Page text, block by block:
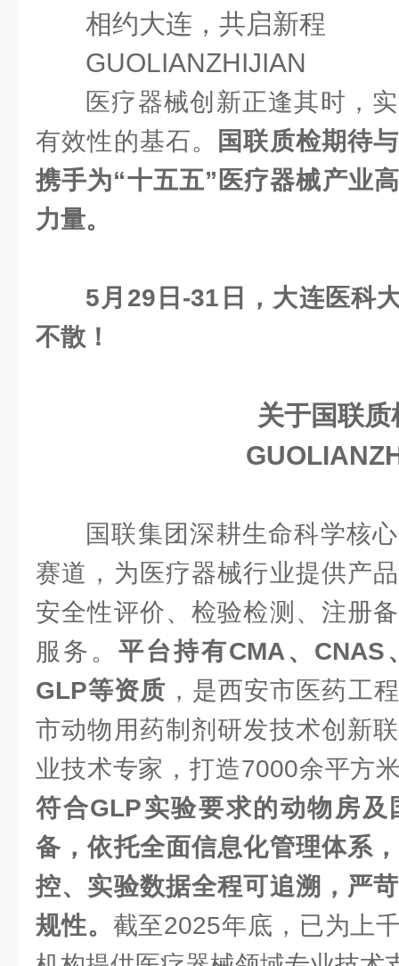
相约大连，共启新程
GUOLIANZHIJIAN
医疗器械创新正逢其时，
有效性的基石。
国联质检期待
携手为“十五五”医疗器械产业
力量。
5月29日-31日，大连医科
不散！
关于国联质
国联集团深耕生命科学核
赛道，为医疗器械行业提供产
安全性评价、检验检测、注册
服务。 平台持有CMA、
GLP等资质 ，是西安市医药工
市动物用药制剂研发技术创新
业技术专家，打造7000余平方
符合GLP实验要求的动物房及
备，依托全面信息化管理体系
控、实验数据全程可追溯，严
规性。 截至2025年底，已为上